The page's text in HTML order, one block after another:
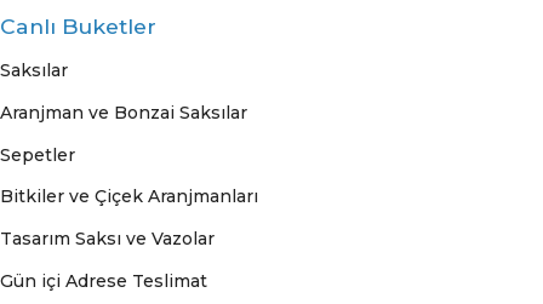
Canlı Buketler
Saksılar
Aranjman ve Bonzai Saksılar
Sepetler
Bitkiler ve Çiçek Aranjmanları
Tasarım Saksı ve Vazolar
Gün içi Adrese Teslimat